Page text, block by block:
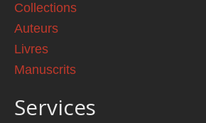
Collections
Auteurs
Livres
Manuscrits
Services